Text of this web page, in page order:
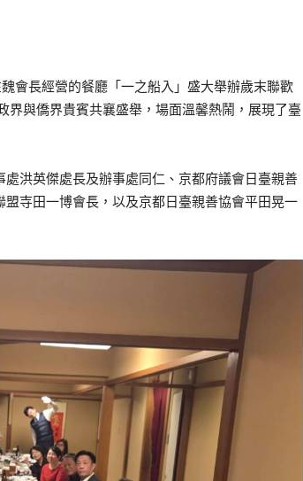
會長經營的餐廳「一之船入」盛大舉辦歲末聯歡
與僑界貴賓共襄盛舉，場面溫馨熱鬧，展現了臺
洪英傑處長及辦事處同仁、京都府議會日臺親善
寺田一博會長，以及京都日臺親善協會平田晃一